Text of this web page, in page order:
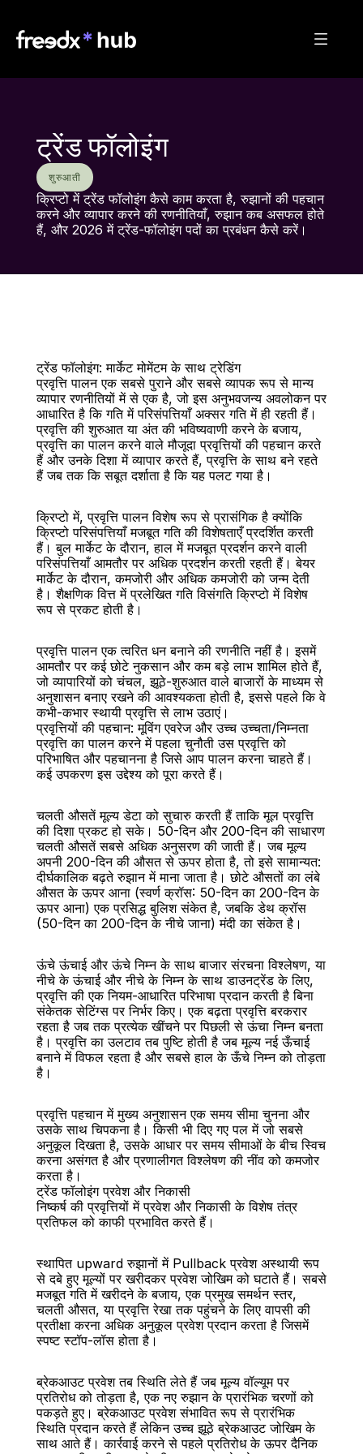
ट्रेंड फॉलोइंग
शुरुआती
क्रिप्टो में ट्रेंड फॉलोइंग कैसे काम करता है, रुझानों की पहचान
करने और व्यापार करने की रणनीतियाँ, रुझान कब असफल होते
हैं, और 2026 में ट्रेंड-फॉलोइंग पदों का प्रबंधन कैसे करें।
बैक
ट्रेंड फॉलोइंग: मार्केट मोमेंटम के साथ ट्रेडिंग
प्रवृत्ति पालन एक सबसे पुराने और सबसे व्यापक रूप से मान्य
व्यापार रणनीतियों में से एक है, जो इस अनुभवजन्य अवलोकन पर
आधारित है कि गति में परिसंपत्तियाँ अक्सर गति में ही रहती हैं।
प्रवृत्ति की शुरुआत या अंत की भविष्यवाणी करने के बजाय,
प्रवृत्ति का पालन करने वाले मौजूदा प्रवृत्तियों की पहचान करते
हैं और उनके दिशा में व्यापार करते हैं, प्रवृत्ति के साथ बने रहते
हैं जब तक कि सबूत दर्शाता है कि यह पलट गया है।
क्रिप्टो में, प्रवृत्ति पालन विशेष रूप से प्रासंगिक है क्योंकि
क्रिप्टो परिसंपत्तियाँ मजबूत गति की विशेषताएँ प्रदर्शित करती
हैं। बुल मार्केट के दौरान, हाल में मजबूत प्रदर्शन करने वाली
परिसंपत्तियाँ आमतौर पर अधिक प्रदर्शन करती रहती हैं। बेयर
मार्केट के दौरान, कमजोरी और अधिक कमजोरी को जन्म देती
है। शैक्षणिक वित्त में प्रलेखित गति विसंगति क्रिप्टो में विशेष
रूप से प्रकट होती है।
प्रवृत्ति पालन एक त्वरित धन बनाने की रणनीति नहीं है। इसमें
आमतौर पर कई छोटे नुकसान और कम बड़े लाभ शामिल होते हैं,
जो व्यापारियों को चंचल, झूठे-शुरुआत वाले बाजारों के माध्यम से
अनुशासन बनाए रखने की आवश्यकता होती है, इससे पहले कि वे
कभी-कभार स्थायी प्रवृत्ति से लाभ उठाएं।
प्रवृत्तियों की पहचान: मूविंग एवरेज और उच्च उच्चता/निम्नता
प्रवृत्ति का पालन करने में पहला चुनौती उस प्रवृत्ति को
परिभाषित और पहचानना है जिसे आप पालन करना चाहते हैं।
कई उपकरण इस उद्देश्य को पूरा करते हैं।
चलती औसतें मूल्य डेटा को सुचारु करती हैं ताकि मूल प्रवृत्ति
की दिशा प्रकट हो सके। 50-दिन और 200-दिन की साधारण
चलती औसतें सबसे अधिक अनुसरण की जाती हैं। जब मूल्य
अपनी 200-दिन की औसत से ऊपर होता है, तो इसे सामान्यत:
दीर्घकालिक बढ़ते रुझान में माना जाता है। छोटे औसतों का लंबे
औसत के ऊपर आना (स्वर्ण क्रॉस: 50-दिन का 200-दिन के
ऊपर आना) एक प्रसिद्ध बुलिश संकेत है, जबकि डेथ क्रॉस
(50-दिन का 200-दिन के नीचे जाना) मंदी का संकेत है।
ऊंचे ऊंचाई और ऊंचे निम्न के साथ बाजार संरचना विश्लेषण, या
नीचे के ऊंचाई और नीचे के निम्न के साथ डाउनट्रेंड के लिए,
प्रवृत्ति की एक नियम-आधारित परिभाषा प्रदान करती है बिना
संकेतक सेटिंग्स पर निर्भर किए। एक बढ़ता प्रवृत्ति बरकरार
रहता है जब तक प्रत्येक खींचने पर पिछली से ऊंचा निम्न बनता
है। प्रवृत्ति का उलटाव तब पुष्टि होती है जब मूल्य नई ऊँचाई
बनाने में विफल रहता है और सबसे हाल के ऊँचे निम्न को तोड़ता
है।
प्रवृत्ति पहचान में मुख्य अनुशासन एक समय सीमा चुनना और
उसके साथ चिपकना है। किसी भी दिए गए पल में जो सबसे
अनुकूल दिखता है, उसके आधार पर समय सीमाओं के बीच स्विच
करना असंगत है और प्रणालीगत विश्लेषण की नींव को कमजोर
करता है।
ट्रेंड फॉलोइंग प्रवेश और निकासी
निष्कर्ष की प्रवृत्तियों में प्रवेश और निकासी के विशेष तंत्र
प्रतिफल को काफी प्रभावित करते हैं।
स्थापित upward रुझानों में Pullback प्रवेश अस्थायी रूप
से दबे हुए मूल्यों पर खरीदकर प्रवेश जोखिम को घटाते हैं। सबसे
मजबूत गति में खरीदने के बजाय, एक प्रमुख समर्थन स्तर,
चलती औसत, या प्रवृत्ति रेखा तक पहुंचने के लिए वापसी की
प्रतीक्षा करना अधिक अनुकूल प्रवेश प्रदान करता है जिसमें
स्पष्ट स्टॉप-लॉस होता है।
ब्रेकआउट प्रवेश तब स्थिति लेते हैं जब मूल्य वॉल्यूम पर
प्रतिरोध को तोड़ता है, एक नए रुझान के प्रारंभिक चरणों को
पकड़ते हुए। ब्रेकआउट प्रवेश संभावित रूप से प्रारंभिक
स्थिति प्रदान करते हैं लेकिन उच्च झूठे ब्रेकआउट जोखिम के
साथ आते हैं। कार्रवाई करने से पहले प्रतिरोध के ऊपर दैनिक